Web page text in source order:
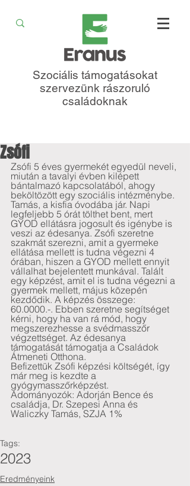
Szociális támogatásokat
szervezünk rászoruló
családoknak
Zsófi
Zsófi 5 éves gyermekét egyedül neveli,
miután a tavalyi évben kilépett
bántalmazó kapcsolatából, ahogy
beköltözött egy szociális intézménybe.
Tamás, a kisfia óvodába jár. Napi
legfeljebb 5 órát tölthet bent, mert
GYOD ellátásra jogosult és igénybe is
veszi az édesanya. Zsófi szeretne
szakmát szerezni, amit a gyermeke
ellátása mellett is tudna végezni 4
órában, hiszen a GYOD mellett ennyit
vállalhat bejelentett munkával. Talált
egy képzést, amit el is tudna végezni a
gyermek mellett, május közepén
kezdődik. A képzés összege:
60.0000.-. Ebben szeretne segítséget
kérni, hogy ha van rá mód, hogy
megszerezhesse a svédmasszőr
végzettséget. Az édesanya
támogatását támogatja a Családok
Átmeneti Otthona.
Befizettük Zsófi képzési költségét, így
már meg is kezdte a
gyógymasszőrképzést.
Adományozók: Adorján Bence és
családja, Dr. Szepesi Anna és
Waliczky Tamás, SZJA 1%
Tags:
2023
Eredményeink